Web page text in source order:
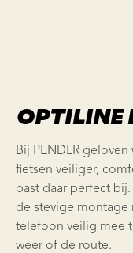
OPTILINE
Bij PENDLR
fietsen veiliger,
past daar perfect
de stevige
telefoon veilig mee
weer of de route.